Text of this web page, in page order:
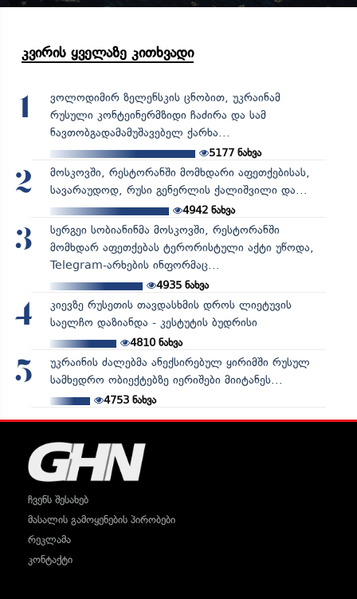
კვირის ყველაზე კითხვადი
1
ვოლოდიმირ ზელენსკის ცნობით, უკრაინამ
რუსული კონტეინერმზიდი ჩაძირა და სამ
ნავთობგადამამუშავებელ ქარხა...
5177 ნახვა
2
მოსკოვში, რესტორანში მომხდარი აფეთქებისას,
სავარაუდოდ, რუსი გენერლის ქალიშვილი და...
4942ნახვა
3
სერგეი სობიანინმა მოსკოვში, რესტორანში
მომხდარ აფეთქებას ტერორისტული აქტი უწოდა,
Telegram-არხების ინფორმაც...
4935ნახვა
4
კიევზე რუსეთის თავდასხმის დროს ლიეტუვის
საელჩო დაზიანდა - კესტუტის ბუდრისი
4810ნახვა
5
უკრაინის ძალებმა ანექსირებულ ყირიმში რუსულ
სამხედრო ობიექტებზე იერიშები მიიტანეს...
4753ნახვა
ჩვენს შესახებ
მასალის გამოყენების პირობები
რეკლამა
კონტაქტი